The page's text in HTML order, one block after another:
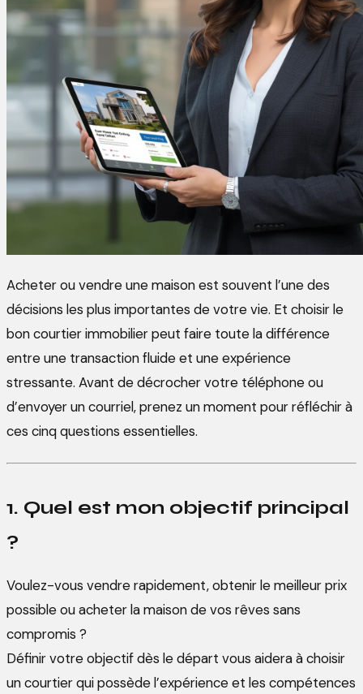
Acheter ou vendre une maison est souvent l’une des
décisions les plus importantes de votre vie. Et choisir le
bon courtier immobilier peut faire toute la différence
entre une transaction fluide et une expérience
stressante. Avant de décrocher votre téléphone ou
d’envoyer un courriel, prenez un moment pour réfléchir à
ces cinq questions essentielles.
1. Quel est mon objectif principal
?
Voulez-vous vendre rapidement, obtenir le meilleur prix
possible ou acheter la maison de vos rêves sans
compromis ?
Définir votre objectif dès le départ vous aidera à choisir
un courtier qui possède l’expérience et les compétences